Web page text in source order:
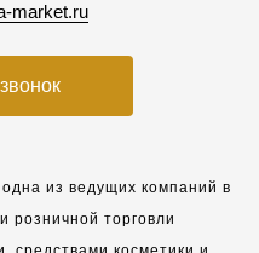
market.ru
из ведущих компаний в
розничной торговли